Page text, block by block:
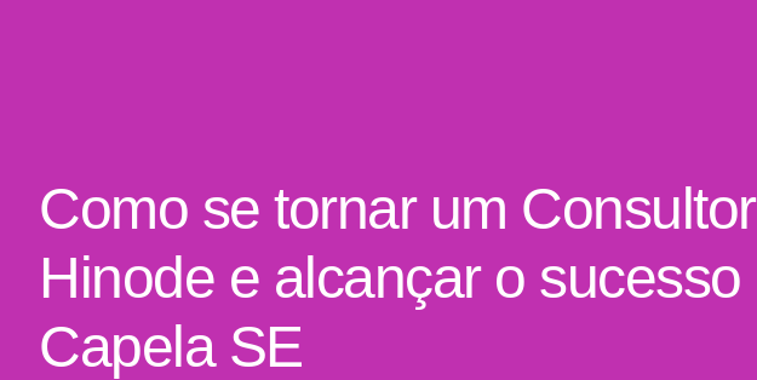
Como se tornar um Consultor
Hinode e alcançar o sucesso
Capela SE